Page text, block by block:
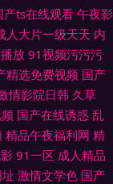
产ts在线观看 午夜影
人大片一级天天 内
放 91视频污污污
精选免费视频 国产
情影院日韩 久草
国产在线诱惑 乱
精品午夜福利网 精
91一区 成人精品
激情文学色 国产